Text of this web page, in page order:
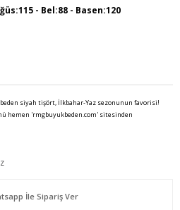
- Bel:88 - Basen:120
beden siyah tişört, İlkbahar-Yaz sezonunun favorisi!
hemen 'rmgbuyukbeden.com' sitesinden
İle Sipariş Ver